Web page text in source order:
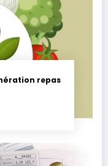
repas